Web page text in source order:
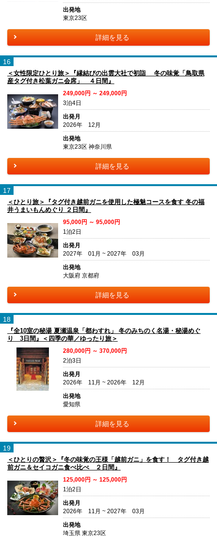
出発地
東京23区
詳細を見る
16
＜女性限定ひとり旅＞『縁結びの出雲大社で初詣 冬の味覚「鳥取県
産タグ付き松葉ガニ会席」 ４日間』
249,000円 ～ 249,000円
3泊4日
出発月
2026年 12月
出発地
東京23区 神奈川県
詳細を見る
17
＜ひとり旅＞『タグ付き越前ガニを使用した極魅コースを食す 冬の福
井うまいもんめぐり ２日間』
95,000円 ～ 95,000円
1泊2日
出発月
2027年 01月 ~ 2027年 03月
出発地
大阪府 京都府
詳細を見る
18
『全10室の秘湯 夏瀬温泉「都わすれ」 冬のみちのく名湯・秘湯めぐ
り 3日間』＜四季の華／ゆったり旅＞
280,000円 ～ 370,000円
2泊3日
出発月
2026年 11月 ~ 2026年 12月
出発地
愛知県
詳細を見る
19
＜ひとりの贅沢＞『冬の味覚の王様「越前ガニ」を食す！ タグ付き越
前ガニ＆セイコガニ食べ比べ ２日間』
125,000円 ～ 125,000円
1泊2日
出発月
2026年 11月 ~ 2027年 03月
出発地
埼玉県 東京23区